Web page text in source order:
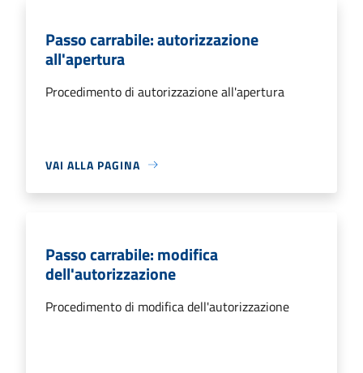
Passo carrabile: autorizzazione
all'apertura
Procedimento di autorizzazione all'apertura
VAI ALLA PAGINA
Passo carrabile: modifica
dell'autorizzazione
Procedimento di modifica dell'autorizzazione